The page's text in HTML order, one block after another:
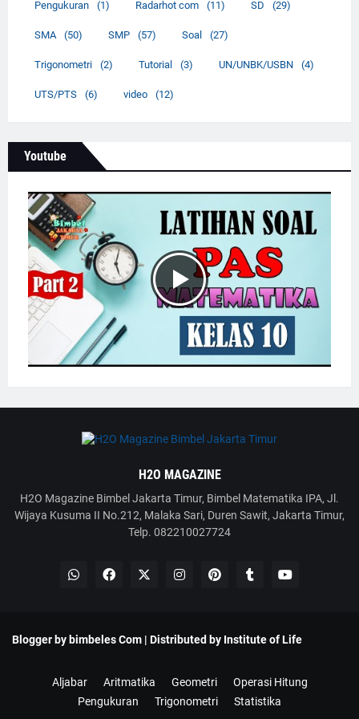
Pengukuran (1) Radarhot com (11) SD (29)
SMA (50) SMP (57) Soal (27)
Trigonometri (2) Tutorial (3) UN/UNBK/USBN (4)
UTS/PTS (6) video (12)
Youtube
H2O MAGAZINE
H2O Magazine Bimbel Jakarta Timur, Bimbel Matematika IPA, Jl.
Wijaya Kusuma II No.212, Malaka Sari, Duren Sawit, Jakarta Timur,
Telp. 082210027724
Blogger by bimbeles Com | Distributed by Institute of Life
Aljabar Aritmatika Geometri
Operasi Hitung
Pengukuran
Trigonometri Statistika